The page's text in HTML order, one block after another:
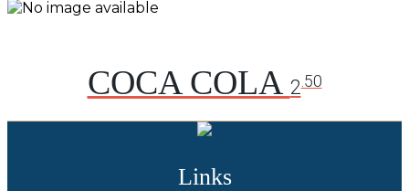
COCA COLA 2 .50
Links